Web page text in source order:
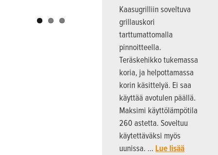
Kaasugrilliin soveltuva
grillauskori
tarttumattomalla
pinnoitteella.
Teräskehikko tukemassa
koria, ja helpottamassa
korin käsittelyä. Ei saa
käyttää avotulen päällä.
Maksimi käyttölämpötila
260 astetta. Soveltuu
käytettäväksi myös
uunissa. … Lue lisää